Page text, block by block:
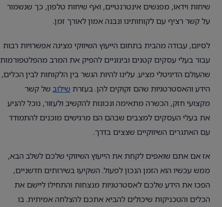
שיחות וידאו, מפגשים אינטרנטיים, ואף שיחות טלפון, כך שנשמור
על קשר רציף עם לקוחותינו ונבנה אמון לאורך זמן.
לסיום, עבודה מהבית בתחום הייעוץ השיווקי מציגה אפשרויות רבות
עבור בעלי עסקים קטנים ובינוניים להפיק את המרב מהפלטפורמות
שהעולם הדיגיטלי מציע. עלינו להיות הגשר בין הלקוחות לבין הכלים,
הידע והאסטרטגיות שהם זקוקים להן. בעזרת שילוב של קשר
מקצועי חזק, הכשרה מתאימה ונכונות להקשיב ולעזור, נוכל להניע
את בעלי העסקים למצבים שבהם הם מרגישים מוכנים להתמודד
עם האתגרים השיווקיים שצצים בדרך.
אז אם אתם שואפים לקחת את הייעוץ השיווקי שלכם לשלב הבא,
ממש עכשיו הוא הזמן הנכון לפעול. השקיעו בשירותים חדשניים,
הפכו את הידע שלכם לאסטרטגיות מנצחות והתחילו ליישם את
הכלים והטכניקות שיכולים להביא אתכם להצלחה אמיתית. בו